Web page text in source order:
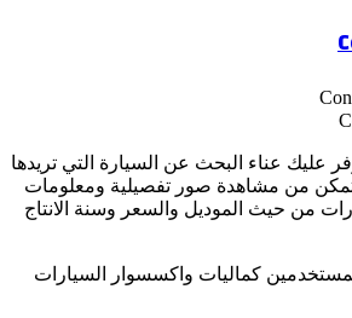
عليك عناء البحث عن السيارة التي تريدها
من مشاهدة صور تفصيلية ومعلومات
من حيث الموديل والسعر وسنة الانتاج
كماليات واكسسوار السيارات